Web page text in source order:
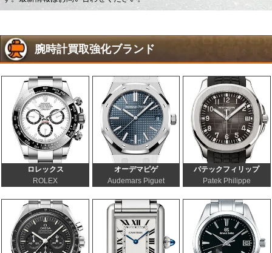
腕時計買取強化ブランド
ロレックス
ROLEX
オーデマピゲ
Audemars Piguet
パテックフィリップ
Patek Philippe